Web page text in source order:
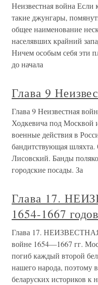
Неизвестная война Если
такие джунгары,
общее наименование
населявших крайний
Ничем особым себя эти
до начала
Глава 9
Глава 9 Неизвестная
Ходкевича под Москвой
военные действия в
бандитствующая
Лисовский. Банды
городские посады. За
Глава 17.
1654-1667
Глава 17.
войне 1654—1667 гг.
погиб каждый второй
нашего народа, поэтому
беларуских историков к